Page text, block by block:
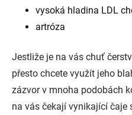
vysoká hladina LDL
artróza
Jestliže je na vás chuť
přesto chcete využít jeho
zázvor v mnoha podobách
na vás čekají vynikající čaje